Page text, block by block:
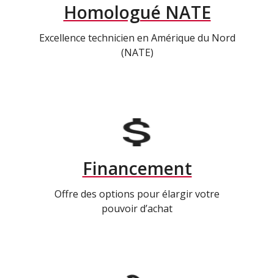
Homologué NATE
Excellence technicien en Amérique du Nord
(NATE)
Financement
Offre des options pour élargir votre
pouvoir d’achat